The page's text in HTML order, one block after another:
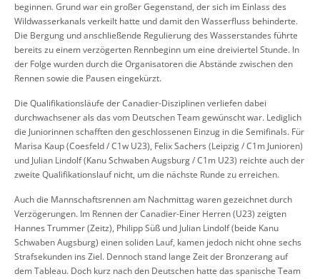
beginnen. Grund war ein großer Gegenstand, der sich im Einlass des
Wildwasserkanals verkeilt hatte und damit den Wasserfluss behinderte.
Die Bergung und anschließende Regulierung des Wasserstandes führte
bereits zu einem verzögerten Rennbeginn um eine dreiviertel Stunde. In
der Folge wurden durch die Organisatoren die Abstände zwischen den
Rennen sowie die Pausen eingekürzt.
Die Qualifikationsläufe der Canadier-Disziplinen verliefen dabei
durchwachsener als das vom Deutschen Team gewünscht war. Lediglich
die Juniorinnen schafften den geschlossenen Einzug in die Semifinals. Für
Marisa Kaup (Coesfeld / C1w U23), Felix Sachers (Leipzig / C1m Junioren)
und Julian Lindolf (Kanu Schwaben Augsburg / C1m U23) reichte auch der
zweite Qualifikationslauf nicht, um die nächste Runde zu erreichen.
Auch die Mannschaftsrennen am Nachmittag waren gezeichnet durch
Verzögerungen. Im Rennen der Canadier-Einer Herren (U23) zeigten
Hannes Trummer (Zeitz), Philipp Süß und Julian Lindolf (beide Kanu
Schwaben Augsburg) einen soliden Lauf, kamen jedoch nicht ohne sechs
Strafsekunden ins Ziel. Dennoch stand lange Zeit der Bronzerang auf
dem Tableau. Doch kurz nach den Deutschen hatte das spanische Team